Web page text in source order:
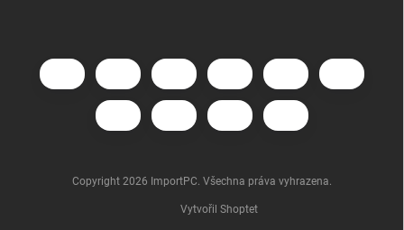
Vytvořil Shoptet
Copyright 2026 ImportPC. Všechna práva vyhrazena.